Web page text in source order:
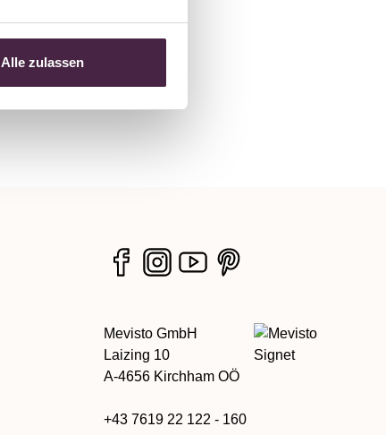
Alle zulassen
Mevisto GmbH
Laizing 10
A-4656 Kirchham OÖ
+43 7619 22 122 - 160